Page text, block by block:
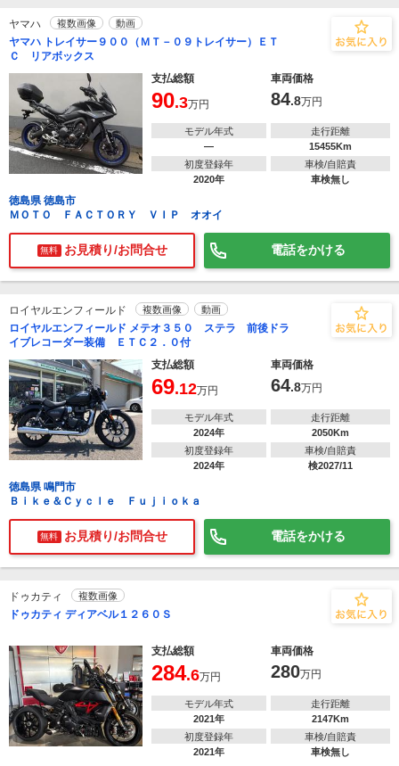
ヤマハ 複数画像 動画
ヤマハ トレイサー９００（ＭＴ－０９トレイサー）ＥＴ
Ｃ リアボックス
支払総額
車両価格
90.3万円 84.8万円
モデル年式
―
走行距離
15455Km
初度登録年
2020年
車検/自賠責
車検無し
徳島県 徳島市
ＭＯＴＯ ＦＡＣＴＯＲＹ ＶＩＰ オオイ
無料 お見積り/お問合せ 電話をかける
ロイヤルエンフィールド 複数画像 動画
ロイヤルエンフィールド メテオ３５０ ステラ 前後ドラ
イブレコーダー装備 ＥＴＣ２．０付
支払総額
車両価格
69.12万円 64.8万円
モデル年式
2024年
走行距離
2050Km
初度登録年
2024年
車検/自賠責
検2027/11
徳島県 鳴門市
Ｂｉｋｅ＆Ｃｙｃｌｅ Ｆｕｊｉｏｋａ
無料 お見積り/お問合せ 電話をかける
ドゥカティ 複数画像
ドゥカティ ディアベル１２６０Ｓ
支払総額 車両価格
284.6万円 280万円
モデル年式
2021年
走行距離
2147Km
初度登録年
2021年
車検/自賠責
車検無し